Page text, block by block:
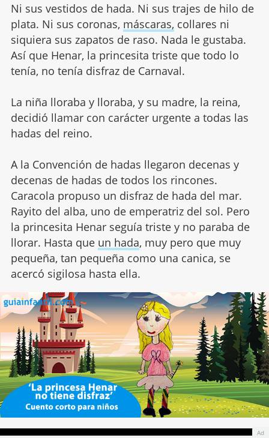
Ni sus vestidos de hada. Ni sus trajes de hilo de
plata. Ni sus coronas, máscaras, collares ni
siquiera sus zapatos de raso. Nada le gustaba.
Así que Henar, la princesita triste que todo lo
tenía, no tenía disfraz de Carnaval.
La niña lloraba y lloraba, y su madre, la reina,
decidió llamar con carácter urgente a todas las
hadas del reino.
A la Convención de hadas llegaron decenas y
decenas de hadas de todos los rincones.
Caracola propuso un disfraz de hada del mar.
Rayito del alba, uno de emperatriz del sol. Pero
la princesita Henar seguía triste y no paraba de
llorar. Hasta que un hada, muy pero que muy
pequeña, tan pequeña como una canica, se
acercó sigilosa hasta ella.
Ad